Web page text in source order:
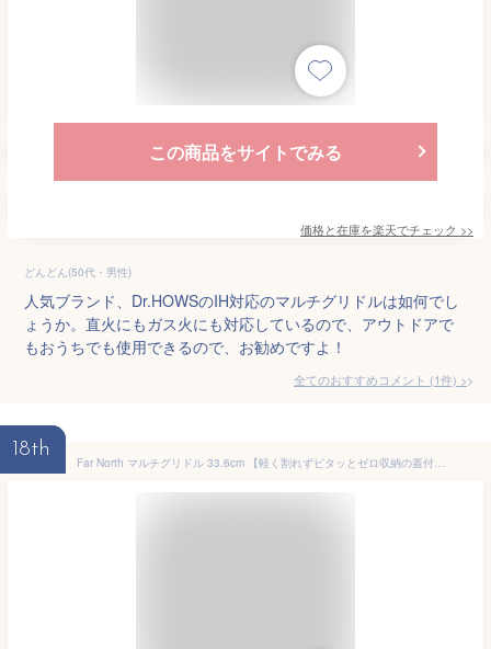
この商品をサイトでみる
価格と在庫を楽天でチェック >>
どんどん(50代・男性)
人気ブランド、Dr.HOWSのIH対応のマルチグリドルは如何でし
ょうか。直火にもガス火にも対応しているので、アウトドアで
もおうちでも使用できるので、お勧めですよ！
全てのおすすめコメント (1件) >
18th
Far North マルチグリドル 33.6cm 【軽く割れずピタッとゼロ収納の蓋付き5点セット】 （本体、シリコン蓋、高級木製グリップ、収納バッグ、レシピ冊子） 特殊コーティング IH対応 GRIDDLE KING グリドルキング 軽量アルミ合金製 750g